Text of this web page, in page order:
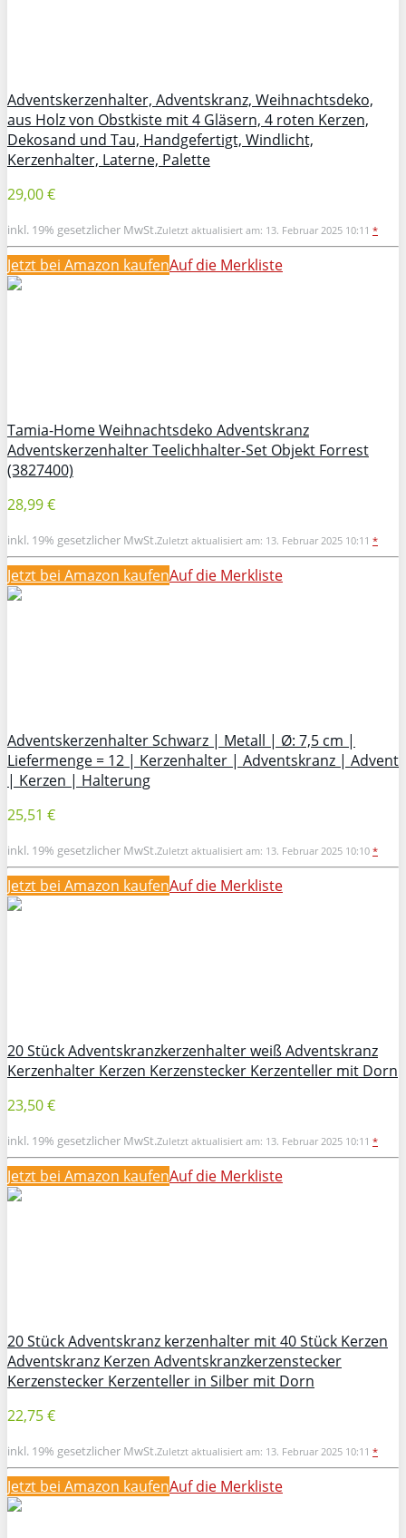
Adventskerzenhalter, Adventskranz, Weihnachtsdeko,
aus Holz von Obstkiste mit 4 Gläsern, 4 roten Kerzen,
Dekosand und Tau, Handgefertigt, Windlicht,
Kerzenhalter, Laterne, Palette
29,00 €
inkl. 19% gesetzlicher MwSt.Zuletzt aktualisiert am: 13. Februar 2025 10:11 *
Jetzt bei Amazon kaufenAuf die Merkliste
Tamia-Home Weihnachtsdeko Adventskranz
Adventskerzenhalter Teelichhalter-Set Objekt Forrest
(3827400)
28,99 €
inkl. 19% gesetzlicher MwSt.Zuletzt aktualisiert am: 13. Februar 2025 10:11 *
Jetzt bei Amazon kaufenAuf die Merkliste
Adventskerzenhalter Schwarz | Metall | Ø: 7,5 cm |
Liefermenge = 12 | Kerzenhalter | Adventskranz | Advent
| Kerzen | Halterung
25,51 €
inkl. 19% gesetzlicher MwSt.Zuletzt aktualisiert am: 13. Februar 2025 10:10 *
Jetzt bei Amazon kaufenAuf die Merkliste
20 Stück Adventskranzkerzenhalter weiß Adventskranz
Kerzenhalter Kerzen Kerzenstecker Kerzenteller mit Dorn
23,50 €
inkl. 19% gesetzlicher MwSt.Zuletzt aktualisiert am: 13. Februar 2025 10:11 *
Jetzt bei Amazon kaufenAuf die Merkliste
20 Stück Adventskranz kerzenhalter mit 40 Stück Kerzen
Adventskranz Kerzen Adventskranzkerzenstecker
Kerzenstecker Kerzenteller in Silber mit Dorn
22,75 €
inkl. 19% gesetzlicher MwSt.Zuletzt aktualisiert am: 13. Februar 2025 10:11 *
Jetzt bei Amazon kaufenAuf die Merkliste